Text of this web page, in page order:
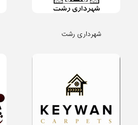
شهرداری رشت